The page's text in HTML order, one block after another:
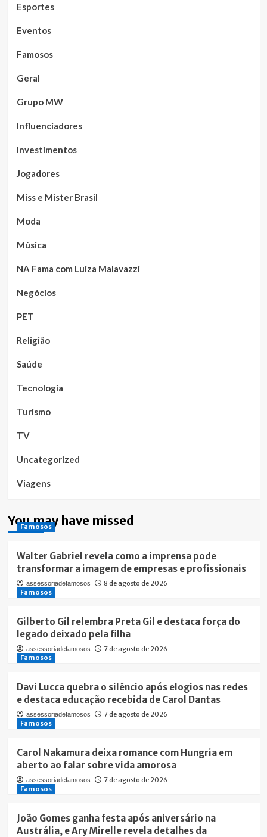
Esportes
Eventos
Famosos
Geral
Grupo MW
Influenciadores
Investimentos
Jogadores
Miss e Mister Brasil
Moda
Música
NA Fama com Luiza Malavazzi
Negócios
PET
Religião
Saúde
Tecnologia
Turismo
TV
Uncategorized
Viagens
You may have missed
Famosos
Walter Gabriel revela como a imprensa pode
transformar a imagem de empresas e profissionais
assessoriadefamosos
8 de agosto de 2026
Famosos
Gilberto Gil relembra Preta Gil e destaca força do
legado deixado pela filha
assessoriadefamosos
7 de agosto de 2026
Famosos
Davi Lucca quebra o silêncio após elogios nas redes
e destaca educação recebida de Carol Dantas
assessoriadefamosos
7 de agosto de 2026
Famosos
Carol Nakamura deixa romance com Hungria em
aberto ao falar sobre vida amorosa
assessoriadefamosos
7 de agosto de 2026
Famosos
João Gomes ganha festa após aniversário na
Austrália, e Ary Mirelle revela detalhes da